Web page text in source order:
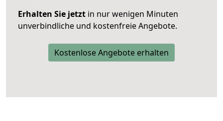
Erhalten Sie jetzt in nur wenigen Minuten
unverbindliche und kostenfreie Angebote.
Kostenlose Angebote erhalten